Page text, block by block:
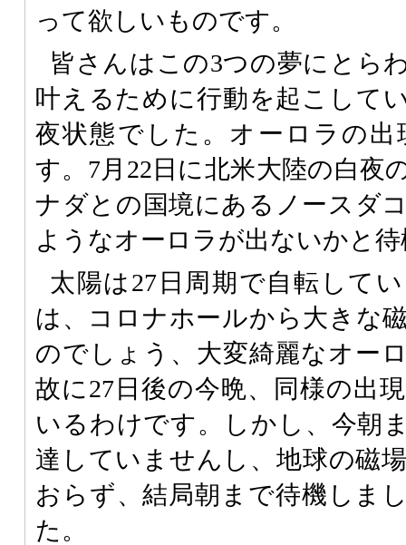
って欲しいものです。
皆さんはこの3つの夢にとら
叶えるために行動を起こして
夜状態でした。オーロラの
す。7月22日に北米大陸の白夜
ナダとの国境にあるノースダ
ようなオーロラが出ないかと
太陽は27日周期で自転して
は、コロナホールから大きな
のでしょう、大変綺麗なオー
故に27日後の今晩、同様の出
いるわけです。しかし、今朝
達していませんし、地球の磁
おらず、結局朝まで待機しま
た。